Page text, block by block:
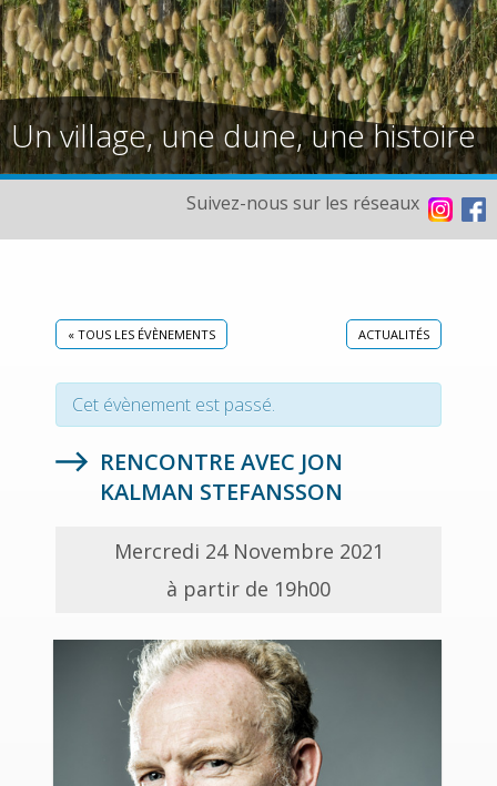
Un village, une dune, une histoire
Suivez-nous sur les réseaux
« TOUS LES ÉVÈNEMENTS ACTUALITÉS
Cet évènement est passé.
RENCONTRE AVEC JON
KALMAN STEFANSSON
Mercredi 24 Novembre 2021
à partir de 19h00